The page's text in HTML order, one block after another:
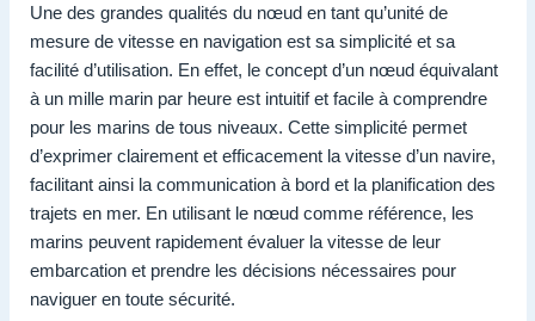
Une des grandes qualités du nœud en tant qu’unité de
mesure de vitesse en navigation est sa simplicité et sa
facilité d’utilisation. En effet, le concept d’un nœud équivalant
à un mille marin par heure est intuitif et facile à comprendre
pour les marins de tous niveaux. Cette simplicité permet
d’exprimer clairement et efficacement la vitesse d’un navire,
facilitant ainsi la communication à bord et la planification des
trajets en mer. En utilisant le nœud comme référence, les
marins peuvent rapidement évaluer la vitesse de leur
embarcation et prendre les décisions nécessaires pour
naviguer en toute sécurité.